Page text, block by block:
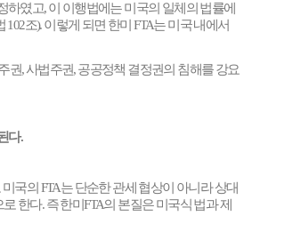
하였고,이 이행법에는 미국의 일체의 법률에
102조).이렇게 되면 한미FTA는 미국 내에서
권,사법주권,공공정책 결정권의 침해를 강요
다.
국의 FTA는 단순한 관세 협상이 아니라 상대
로 한다.즉 한미FTA의 본질은 미국식 법과 제